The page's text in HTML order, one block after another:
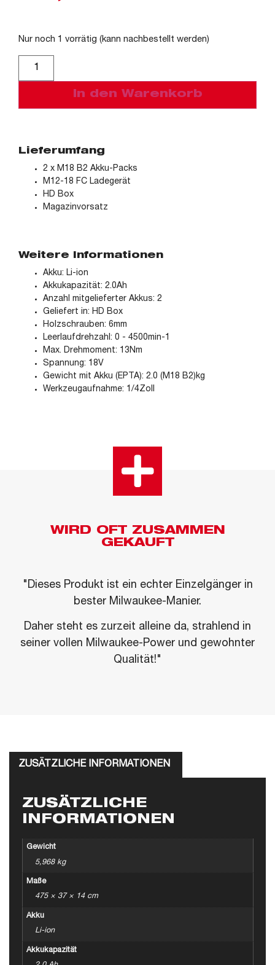
Nur noch 1 vorrätig (kann nachbestellt werden)
In den Warenkorb
Lieferumfang
2 x M18 B2 Akku-Packs
M12-18 FC Ladegerät
HD Box
Magazinvorsatz
Weitere Informationen
Akku: Li-ion
Akkukapazität: 2.0Ah
Anzahl mitgelieferter Akkus: 2
Geliefert in: HD Box
Holzschrauben: 6mm
Leerlaufdrehzahl: 0 - 4500min-1
Max. Drehmoment: 13Nm
Spannung: 18V
Gewicht mit Akku (EPTA): 2.0 (M18 B2)kg
Werkzeugaufnahme: 1/4Zoll
WIRD OFT ZUSAMMEN
GEKAUFT
"Dieses Produkt ist ein echter Einzelgänger in
bester Milwaukee-Manier.
Daher steht es zurzeit alleine da, strahlend in
seiner vollen Milwaukee-Power und gewohnter
Qualität!"
ZUSÄTZLICHE INFORMATIONEN
ZUSÄTZLICHE
INFORMATIONEN
Gewicht
5,968 kg
Maße
475 × 37 × 14 cm
Akku
Li-ion
Akkukapazität